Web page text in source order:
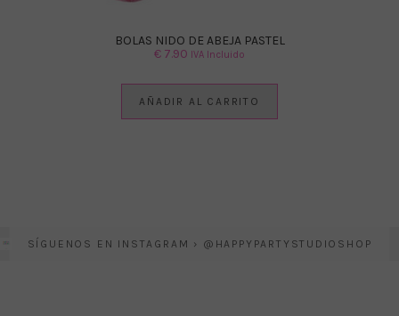
BOLAS NIDO DE ABEJA PASTEL
€ 7.90 IVA Incluido
AÑADIR AL CARRITO
SÍGUENOS EN INSTAGRAM › @HAPPYPARTYSTUDIOSHOP